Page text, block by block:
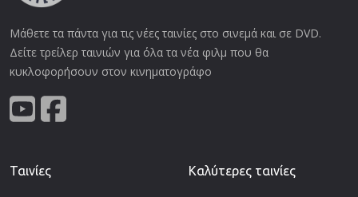
Μάθετε τα πάντα για τις νέες ταινίες στο σινεμά και σε DVD.
Δείτε τρείλερ ταινιών για όλα τα νέα φιλμ που θα
κυκλοφορήσουν στον κινηματογράφο
Ταινίες Καλύτερες ταινίες